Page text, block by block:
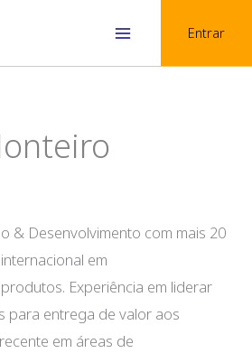
Entrar
& Desenvolvimento com mais 20
em
Experiência em liderar
para entrega de valor aos
em áreas de